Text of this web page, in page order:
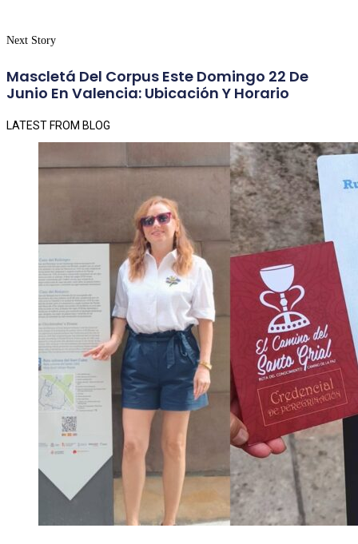
Next Story
Mascletá Del Corpus Este Domingo 22 De
Junio En Valencia: Ubicación Y Horario
LATEST FROM BLOG